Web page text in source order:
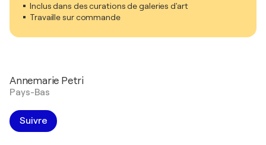
Inclus dans des curations de galeries d'art
Travaille sur commande
Annemarie Petri
Pays-Bas
Suivre